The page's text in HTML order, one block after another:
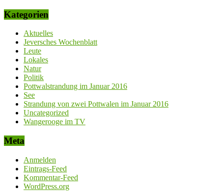
Kategorien
Aktuelles
Jeversches Wochenblatt
Leute
Lokales
Natur
Politik
Pottwalstrandung im Januar 2016
See
Strandung von zwei Pottwalen im Januar 2016
Uncategorized
Wangerooge im TV
Meta
Anmelden
Eintrags-Feed
Kommentar-Feed
WordPress.org